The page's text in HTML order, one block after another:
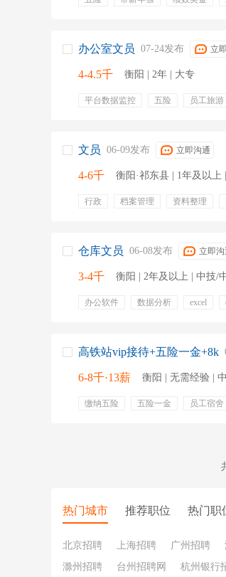
办公室文员 07-24发布 立
4-4.5千 衡阳 | 2年 | 大专
平台数据监控 五险 员工旅游
文员 06-09发布 立即沟通
4-6千 衡阳·祁东县 | 1年及以上
行政 档案管理 资料整理
仓库文员 06-08发布 立即沟
3-4千 衡阳 | 2年及以上 | 中技/
办公软件 数据分析 excel
高铁站vip接待+五险一金+8k
6-8千·13薪 衡阳 | 无需经验 |
缴纳五险 五险一金 员工宿舍
热门城市 推荐职位 热门职
北京招聘 上海招聘 广州招聘
滁州招聘
台州招聘网 杭州银行